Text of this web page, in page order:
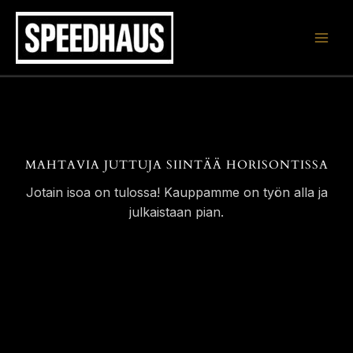
Siirry
sisältöön
MAHTAVIA JUTTUJA SIINTÄÄ HORISONTISSA
Jotain isoa on tulossa! Kauppamme on työn alla ja
julkaistaan pian.